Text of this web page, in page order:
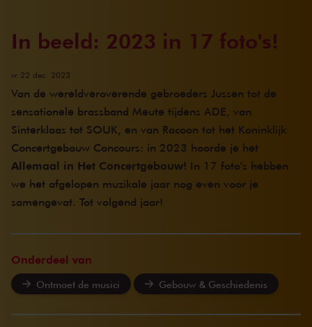
In beeld: 2023 in 17 foto's!
vr 22 dec. 2023
Van de wereldveroverende gebroeders Jussen tot de
sensationele brassband Meute tijdens ADE, van
Sinterklaas tot SOUK, en van Racoon tot het Koninklijk
Concertgebouw Concours: in 2023 hoorde je het
Allemaal in Het Concertgebouw! In 17 foto's hebben
we het afgelopen muzikale jaar nog even voor je
samengevat. Tot volgend jaar!
Onderdeel van
Ontmoet de musici Gebouw & Geschiedenis